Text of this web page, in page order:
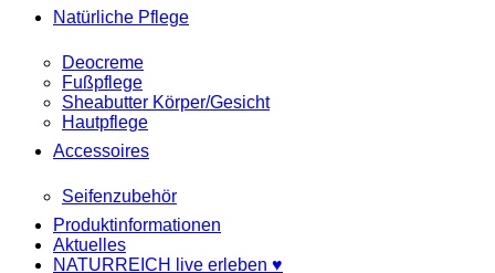
Natürliche Pflege
Deocreme
Fußpflege
Sheabutter Körper/Gesicht
Hautpflege
Accessoires
Seifenzubehör
Produktinformationen
Aktuelles
NATURREICH live erleben ♥